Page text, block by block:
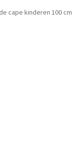
cape kinderen 100 cm